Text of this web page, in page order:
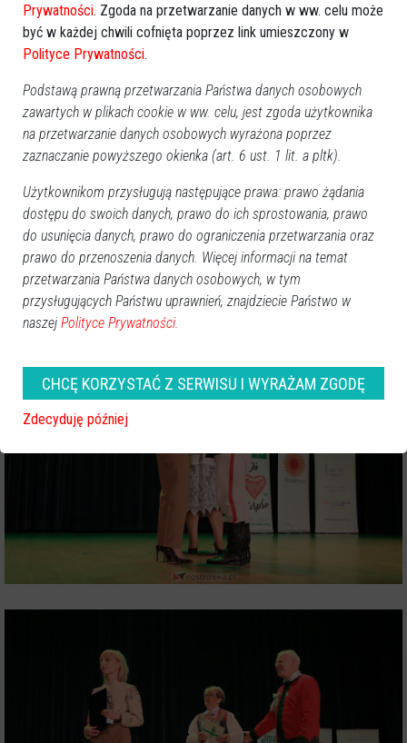
Prywatności. Zgoda na przetwarzanie danych w ww. celu może
być w każdej chwili cofnięta poprzez link umieszczony w
Polityce Prywatności.
Podstawą prawną przetwarzania Państwa danych osobowych
zawartych w plikach cookie w ww. celu, jest zgoda użytkownika
na przetwarzanie danych osobowych wyrażona poprzez
zaznaczanie powyższego okienka (art. 6 ust. 1 lit. a pltk).
Użytkownikom przysługują następujące prawa: prawo żądania
dostępu do swoich danych, prawo do ich sprostowania, prawo
do usunięcia danych, prawo do ograniczenia przetwarzania oraz
prawo do przenoszenia danych. Więcej informacji na temat
przetwarzania Państwa danych osobowych, w tym
przysługujących Państwu uprawnień, znajdziecie Państwo w
naszej Polityce Prywatności.
CHCĘ KORZYSTAĆ Z SERWISU I WYRAŻAM ZGODĘ
Zdecyduję później